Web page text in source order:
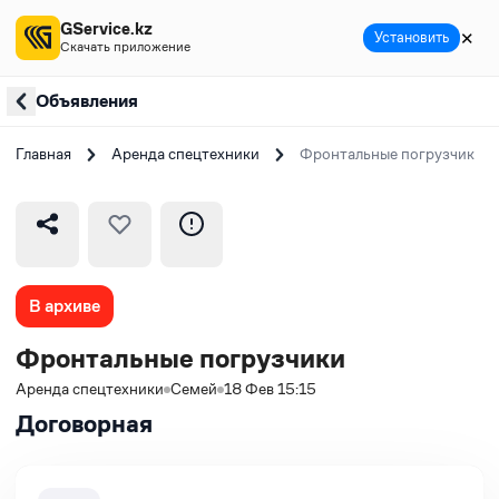
Объявления
Главная Аренда спецтехники Фронтальные погрузчики
В архиве
Фронтальные погрузчики
Аренда спецтехники Семей 18 Фев 15:15
Договорная
GService.kz
Скачать приложение Установить ✕